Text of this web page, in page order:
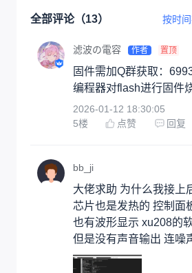
全部评论（13） 按时
滤波の電容 作者 置顶
固件需加Q群获取：
编程器对flash进行固件
2026-01-12 18:30:05
5楼 点赞 回复
bb_ji
大佬求助 为什么我接上
芯片也是发热的 控制面
也有波形显示 xu208的
但是没有声音输出 连噪